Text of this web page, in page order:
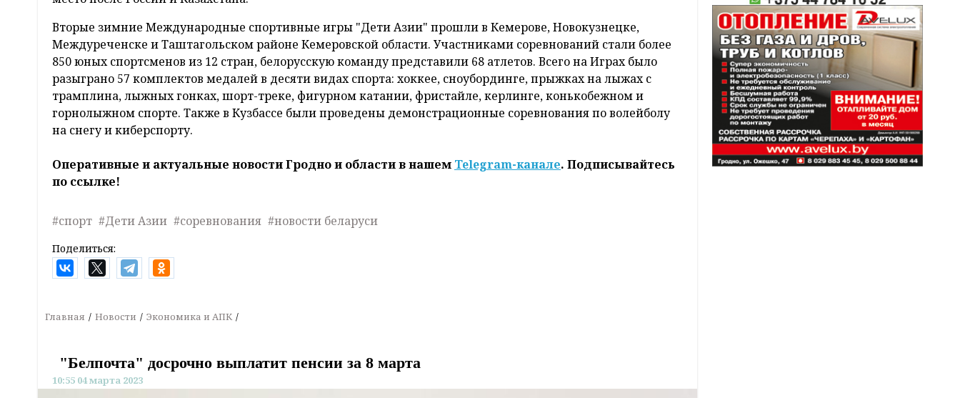
Вторые зимние Международные спортивные игры "Дети Азии" прошли в Кемерове, Новокузнецке,
Междуреченске и Таштагольском районе Кемеровской области. Участниками соревнований стали более
850 юных спортсменов из 12 стран, белорусскую команду представили 68 атлетов. Всего на Играх было
разыграно 57 комплектов медалей в десяти видах спорта: хоккее, сноубординге, прыжках на лыжах с
трамплина, лыжных гонках, шорт-треке, фигурном катании, фристайле, керлинге, конькобежном и
горнолыжном спорте. Также в Кузбассе были проведены демонстрационные соревнования по волейболу
на снегу и киберспорту.
Оперативные и актуальные новости Гродно и области в нашем Telegram-канале. Подписывайтесь
по ссылке!
#спорт #Дети Азии #соревнования #новости беларуси
Поделиться:
Главная Новости Экономика и АПК
"Белпочта" досрочно выплатит пенсии за 8 марта
10:55 04 марта 2023